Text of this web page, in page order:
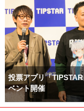
投票アプリ「
ベント開催